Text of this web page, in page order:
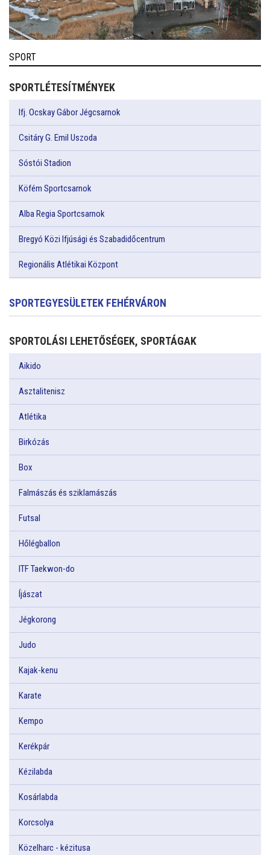
SPORT
SPORTLÉTESÍTMÉNYEK
Ifj. Ocskay Gábor Jégcsarnok
Csitáry G. Emil Uszoda
Sóstói Stadion
Köfém Sportcsarnok
Alba Regia Sportcsarnok
Bregyó Közi Ifjúsági és Szabadidőcentrum
Regionális Atlétikai Központ
SPORTEGYESÜLETEK FEHÉRVÁRON
SPORTOLÁSI LEHETŐSÉGEK, SPORTÁGAK
Aikido
Asztalitenisz
Atlétika
Birkózás
Box
Falmászás és sziklamászás
Futsal
Hőlégballon
ITF Taekwon-do
Íjászat
Jégkorong
Judo
Kajak-kenu
Karate
Kempo
Kerékpár
Kézilabda
Kosárlabda
Korcsolya
Közelharc - kézitusa